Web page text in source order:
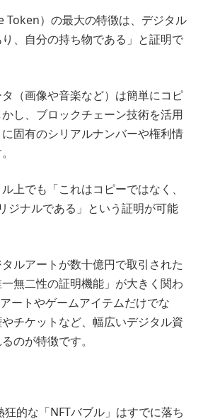
Token）の最大の特徴は、デジタル
、自分の持ち物である」と証明で
（画像や音楽など）は簡単にコピ
し、ブロックチェーン技術を活用
固有のシリアルナンバーや権利情
上でも「これはコピーではなく、
ジナルである」という証明が可能
ルアートが数十億円で取引された
無二性の証明機能」が大きく関わ
ートやゲームアイテムだけでな
チケットなど、幅広いデジタル資
のが特徴です。
的な「NFTバブル」はすでに落ち